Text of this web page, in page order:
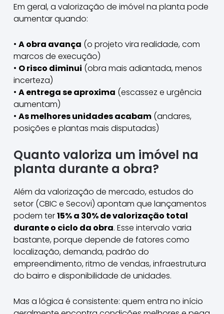
Em geral, a valorização de imóvel na planta pode
aumentar quando:
• A obra avança (o projeto vira realidade, com
marcos de execução)
• O risco diminui (obra mais adiantada, menos
incerteza)
• A entrega se aproxima (escassez e urgência
aumentam)
• As melhores unidades acabam(andares,
posições e plantas mais disputadas)
Quanto valoriza um imóvel na
planta durante a obra?
Além da valorização de mercado, estudos do
setor (CBIC e Secovi) apontam que lançamentos
podem ter15% a 30% de valorização total
durante o ciclo da obra. Esse intervalo varia
bastante, porque depende de fatores como
localização, demanda, padrão do
empreendimento, ritmo de vendas, infraestrutura
do bairro e disponibilidade de unidades.
Mas a lógica é consistente: quem entra no início